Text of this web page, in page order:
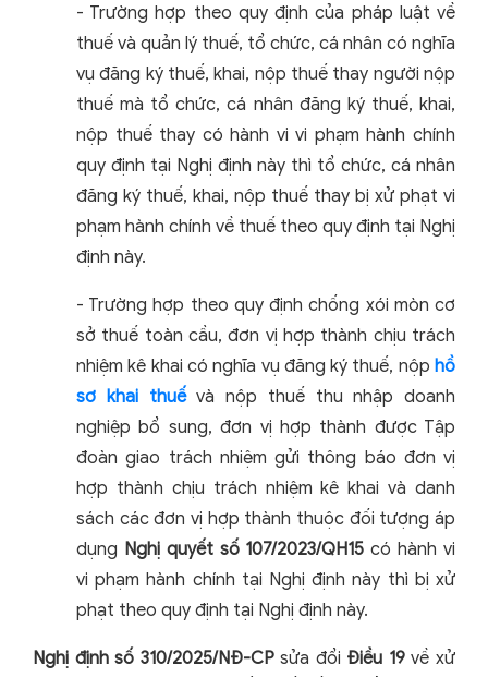
- Trường hợp theo quy định của pháp luật về
thuế và quản lý thuế, tổ chức, cá nhân có nghĩa
vụ đăng ký thuế, khai, nộp thuế thay người nộp
thuế mà tổ chức, cá nhân đăng ký thuế, khai,
nộp thuế thay có hành vi vi phạm hành chính
quy định tại Nghị định này thì tổ chức, cá nhân
đăng ký thuế, khai, nộp thuế thay bị xử phạt vi
phạm hành chính về thuế theo quy định tại Nghị
định này.
- Trường hợp theo quy định chống xói mòn cơ
sở thuế toàn cầu, đơn vị hợp thành chịu trách
nhiệm kê khai có nghĩa vụ đăng ký thuế, nộp hồ
sơ khai thuếvà nộp thuế thu nhập doanh
nghiệp bổ sung, đơn vị hợp thành được Tập
đoàn giao trách nhiệm gửi thông báo đơn vị
hợp thành chịu trách nhiệm kê khai và danh
sách các đơn vị hợp thành thuộc đối tượng áp
dụng Nghị quyết số 107/2023/QH15 có hành vi
vi phạm hành chính tại Nghị định này thì bị xử
phạt theo quy định tại Nghị định này.
Nghị định số 310/2025/NĐ-CPsửa đổi Điều 19về xử